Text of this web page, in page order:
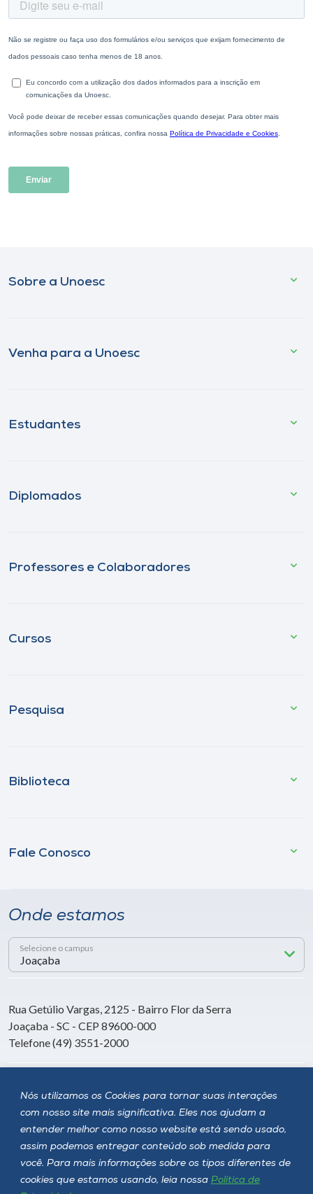
Nós utilizamos os Cookies para tornar suas interações
com nosso site mais significativa. Eles nos ajudam a
entender melhor como nosso website está sendo usado,
assim podemos entregar conteúdo sob medida para
você. Para mais informações sobre os tipos diferentes de
cookies que estamos usando, leia nossa Política de
Sobre a Unoesc
Venha para a Unoesc
Estudantes
Diplomados
Professores e Colaboradores
Cursos
Pesquisa
Biblioteca
Fale Conosco
Onde estamos
Selecione o campus
Rua Getúlio Vargas, 2125 - Bairro Flor da Serra
Joaçaba - SC - CEP 89600-000
Telefone (49) 3551-2000
Siga a Unoesc